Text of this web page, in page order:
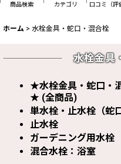
商品検索 カテゴリ 口コミ（評
ホーム > 水栓金具・蛇口・混合栓
水栓金具
★水栓金具・蛇口・
★ (全商品)
単水栓・止水栓（蛇口
止水栓
ガーデニング用水栓
混合水栓：浴室